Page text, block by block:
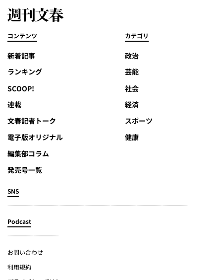
コンテンツ
新着記事
ランキング
SCOOP!
連載
文春記者トーク
電子版オリジナル
編集部コラム
発売号一覧
カテゴリ
政治
芸能
社会
経済
スポーツ
健康
SNS
Podcast
お問い合わせ
利用規約